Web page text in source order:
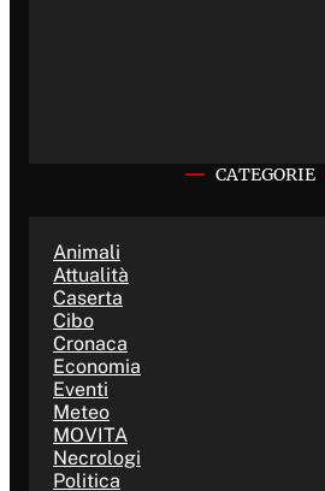
CATEGORIE
Animali
Attualità
Caserta
Cibo
Cronaca
Economia
Eventi
Meteo
MOVITA
Necrologi
Politica